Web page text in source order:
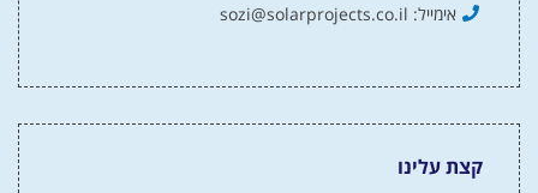
אימייל: sozi@solarprojects.co.il
קצת עלינו